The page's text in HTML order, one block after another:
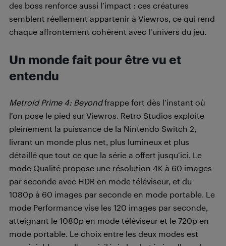
des boss renforce aussi l’impact : ces créatures
semblent réellement appartenir à Viewros, ce qui rend
chaque affrontement cohérent avec l’univers du jeu.
Un monde fait pour être vu et
entendu
Metroid Prime 4: Beyondfrappe fort dès l’instant où
l’on pose le pied sur Viewros. Retro Studios exploite
pleinement la puissance de la Nintendo Switch 2,
livrant un monde plus net, plus lumineux et plus
détaillé que tout ce que la série a offert jusqu’ici. Le
mode Qualité propose une résolution 4K à 60 images
par seconde avec HDR en mode téléviseur, et du
1080p à 60 images par seconde en mode portable. Le
mode Performance vise les 120 images par seconde,
atteignant le 1080p en mode téléviseur et le 720p en
mode portable. Le choix entre les deux modes est